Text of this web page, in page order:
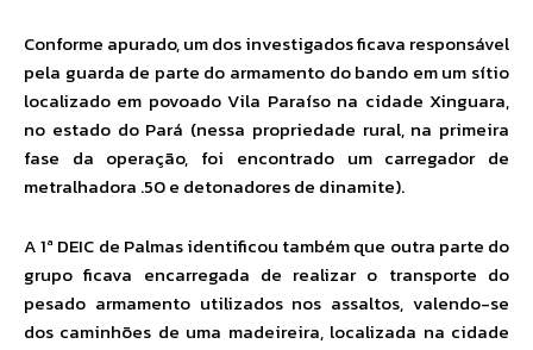
Conforme apurado, um dos investigados ficava responsável
pela guarda de parte do armamento do bando em um sítio
localizado em povoado Vila Paraíso na cidade Xinguara,
no estado do Pará (nessa propriedade rural, na primeira
fase da operação, foi encontrado um carregador de
metralhadora .50 e detonadores de dinamite).
A 1ª DEIC de Palmas identificou também que outra parte do
grupo ficava encarregada de realizar o transporte do
pesado armamento utilizados nos assaltos, valendo-se
dos caminhões de uma madeireira, localizada na cidade